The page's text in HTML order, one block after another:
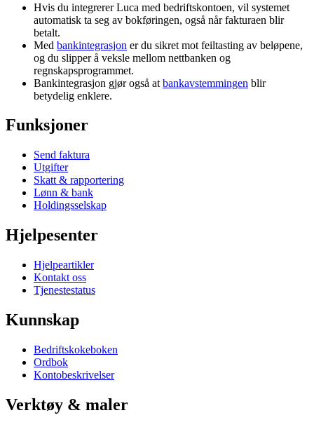
Hvis du integrerer Luca med bedriftskontoen, vil systemet
automatisk ta seg av bokføringen, også når fakturaen blir
betalt.
Med bankintegrasjon er du sikret mot feiltasting av beløpene,
og du slipper å veksle mellom nettbanken og
regnskapsprogrammet.
Bankintegrasjon gjør også at bankavstemmingen blir
betydelig enklere.
Funksjoner
Send faktura
Utgifter
Skatt & rapportering
Lønn & bank
Holdingsselskap
Hjelpesenter
Hjelpeartikler
Kontakt oss
Tjenestestatus
Kunnskap
Bedriftskokeboken
Ordbok
Kontobeskrivelser
Verktøy & maler